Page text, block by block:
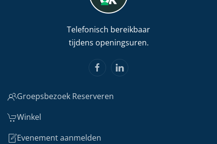
Telefonisch bereikbaar
tijdens openingsuren.
Groepsbezoek Reserveren
Winkel
Evenement aanmelden